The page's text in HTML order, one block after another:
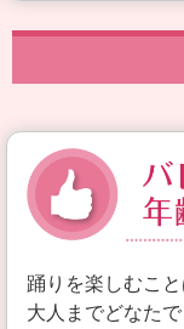
踊りを楽しむこ
大人までどなた